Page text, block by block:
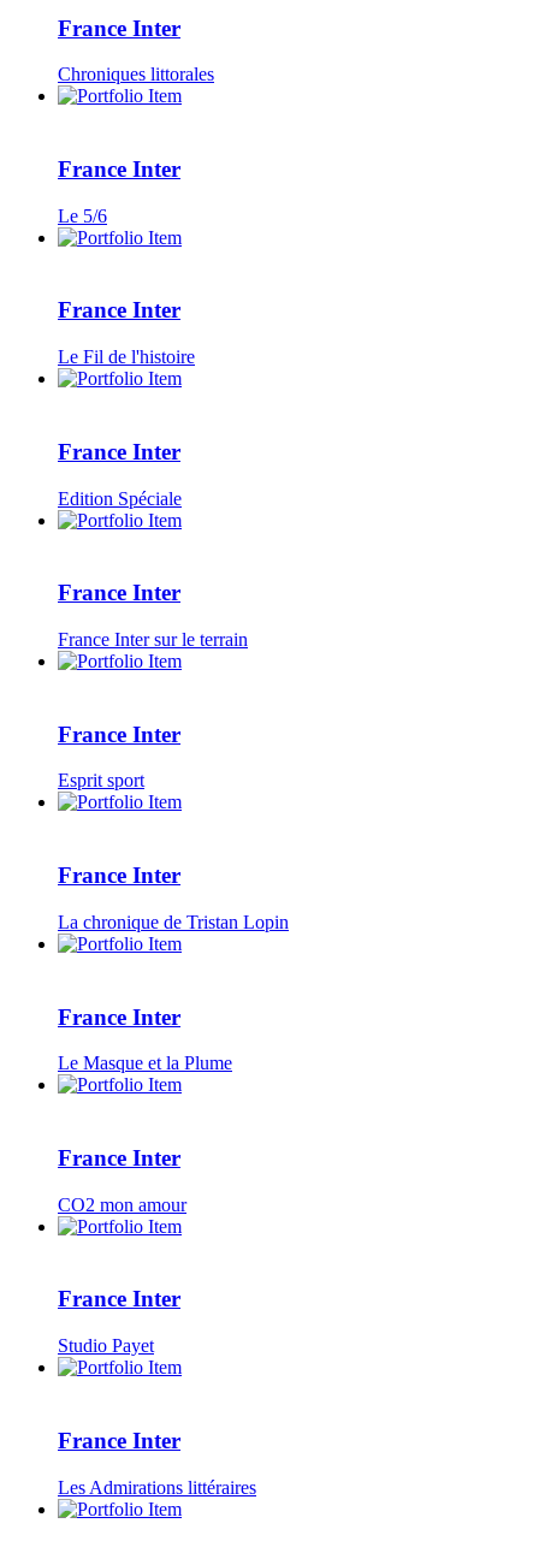
France Inter
Chroniques littorales
France Inter
Le 5/6
France Inter
Le Fil de l'histoire
France Inter
Edition Spéciale
France Inter
France Inter sur le terrain
France Inter
Esprit sport
France Inter
La chronique de Tristan Lopin
France Inter
Le Masque et la Plume
France Inter
CO2 mon amour
France Inter
Studio Payet
France Inter
Les Admirations littéraires